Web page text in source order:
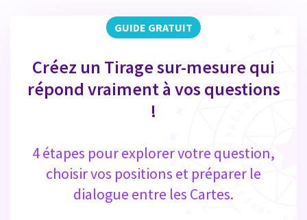
GUIDE GRATUIT
Créez un Tirage sur-mesure qui
répond vraiment à vos questions
!
4 étapes pour explorer votre question,
choisir vos positions et préparer le
dialogue entre les Cartes.